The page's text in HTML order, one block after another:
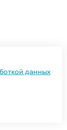
данных